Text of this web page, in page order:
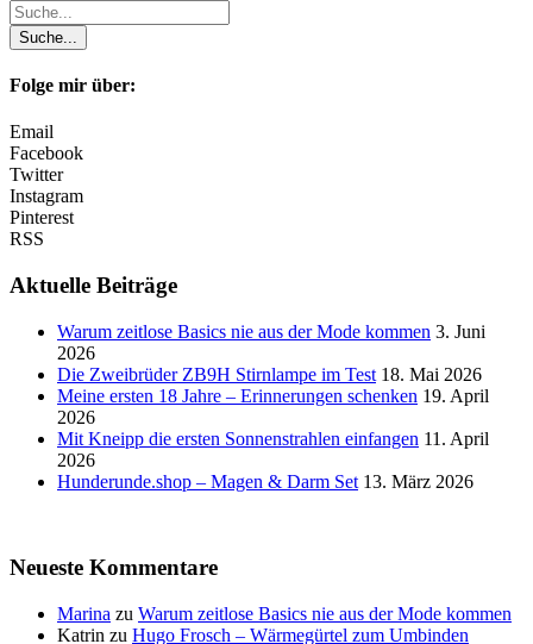
Folge mir über:
Email
Facebook
Twitter
Instagram
Pinterest
RSS
Aktuelle Beiträge
Warum zeitlose Basics nie aus der Mode kommen 3. Juni
2026
Die Zweibrüder ZB9H Stirnlampe im Test 18. Mai 2026
Meine ersten 18 Jahre – Erinnerungen schenken 19. April
2026
Mit Kneipp die ersten Sonnenstrahlen einfangen 11. April
2026
Hunderunde.shop – Magen & Darm Set 13. März 2026
Neueste Kommentare
Marina zu Warum zeitlose Basics nie aus der Mode kommen
Katrin zu Hugo Frosch – Wärmegürtel zum Umbinden